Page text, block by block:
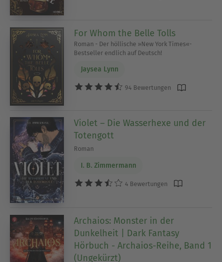
For Whom the Belle Tolls
Roman - Der höllische »New York Times«-
Bestseller endlich auf Deutsch!
Jaysea Lynn
94 Bewertungen
Violet – Die Wasserhexe und der
Totengott
Roman
I. B. Zimmermann
4 Bewertungen
Archaios: Monster in der
Dunkelheit | Dark Fantasy
Hörbuch - Archaios-Reihe, Band 1
(Ungekürzt)